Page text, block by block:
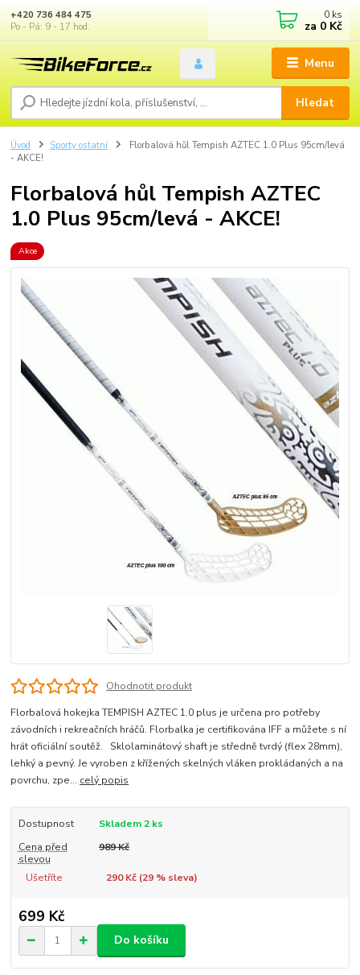
Menu
Hledat
+420 736 484 475
Po - Pá: 9 - 17 hod.
0 ks
za 0 Kč
Úvod Sporty ostatní
Florbalová hůl Tempish AZTEC 1.0 Plus 95cm/levá
- AKCE!
Florbalová hůl Tempish AZTEC
1.0 Plus 95cm/levá - AKCE!
Akce
Ohodnotit produkt
Florbalová hokejka TEMPISH AZTEC 1.0 plus je určena pro potřeby
závodních i rekreačních hráčů. Florbalka je certifikována IFF a můžete s ní
hrát oficiální soutěž. Sklolaminátový shaft je středně tvrdý (flex 28mm),
lehký a pevný. Je vyroben z křížených skelných vláken prokládaných a na
povrchu, zpe... celý popis
Dostupnost
Skladem 2 ks
Cena před
slevou
989 Kč
Ušetříte 290 Kč (29% sleva)
699 Kč
Do košíku